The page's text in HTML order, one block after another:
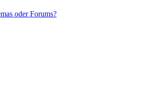
oder Forums?